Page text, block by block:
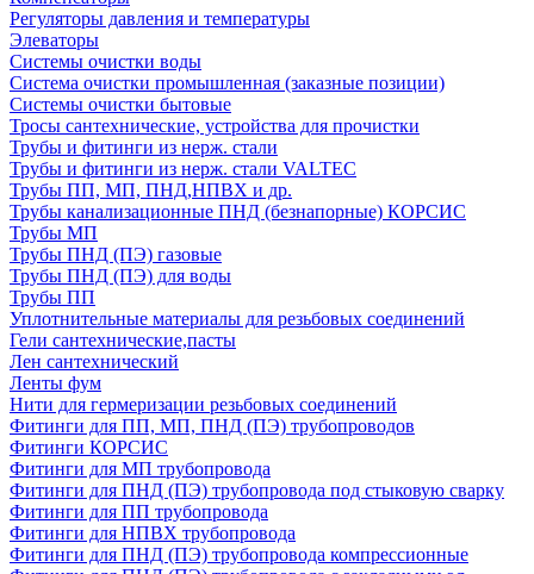
Регуляторы давления и температуры
Элеваторы
Системы очистки воды
Система очистки промышленная (заказные позиции)
Системы очистки бытовые
Тросы сантехнические, устройства для прочистки
Трубы и фитинги из нерж. стали
Трубы и фитинги из нерж. стали VALTEC
Трубы ПП, МП, ПНД,НПВХ и др.
Трубы канализационные ПНД (безнапорные) КОРСИС
Трубы МП
Трубы ПНД (ПЭ) газовые
Трубы ПНД (ПЭ) для воды
Трубы ПП
Уплотнительные материалы для резьбовых соединений
Гели сантехнические,пасты
Лен сантехнический
Ленты фум
Нити для гермеризации резьбовых соединений
Фитинги для ПП, МП, ПНД (ПЭ) трубопроводов
Фитинги КОРСИС
Фитинги для МП трубопровода
Фитинги для ПНД (ПЭ) трубопровода под стыковую сварку
Фитинги для ПП трубопровода
Фитинги для НПВХ трубопровода
Фитинги для ПНД (ПЭ) трубопровода компрессионные